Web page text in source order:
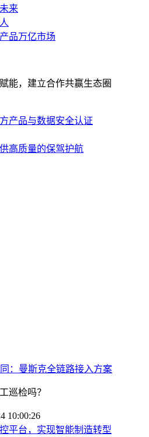
来
品万亿市场
能，建立合作共赢生态圈
产品与数据安全认证
高质量的保驾护航
：曼斯克全链路接入方案
巡检吗？
10:00:26
平台，实现智能制造转型